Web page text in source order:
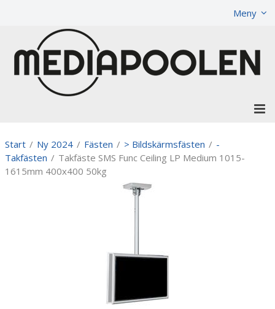
Meny
Start / Ny 2024 / Fästen / > Bildskärmsfästen / -
Takfästen / Takfäste SMS Func Ceiling LP Medium 1015-
1615mm 400x400 50kg